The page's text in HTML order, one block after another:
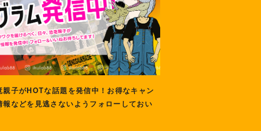
親子がHOTな話題を発信中！お得なキャン
などを見逃さないようフォローしておい